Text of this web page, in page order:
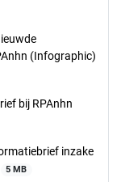
(Infographic)
bij RPAnhn
inzake
5 MB